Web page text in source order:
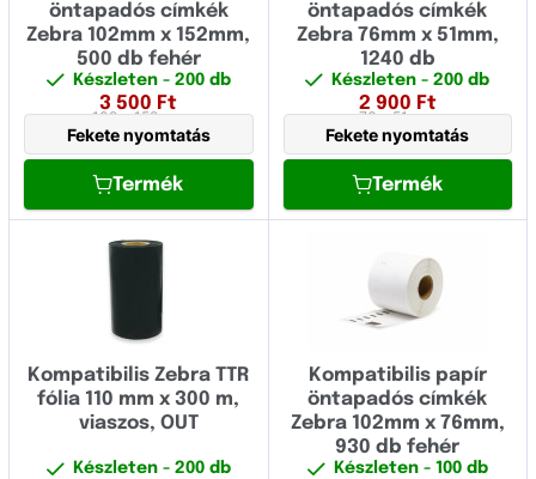
Epson
Fujitsu
Fullmark
GIGAPRINT
HP
Kyocera
TLP
öntapadós címkék
Zebra 102mm x 152mm,
500 db fehér
Készleten - 200 db
3 500 Ft
102 x 152 mm
Fekete nyomtatás
Termék
öntapadós címkék
Zebra 76mm x 51mm,
1240 db
Készleten- 200 db
2 900 Ft
76 x 51 mm
Fekete nyomtatás
Termék
Kompatibilis Zebra TTR
fólia 110 mm x 300 m,
viaszos, OUT
Készleten - 200 db
Kompatibilis papír
öntapadós címkék
Zebra 102mm x 76mm,
930 db fehér
Készleten - 100 db